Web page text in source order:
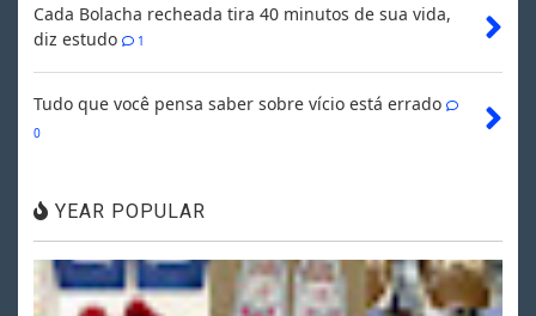
Cada Bolacha recheada tira 40 minutos de sua vida,
diz estudo
1
Tudo que você pensa saber sobre vício está errado
0
YEAR POPULAR